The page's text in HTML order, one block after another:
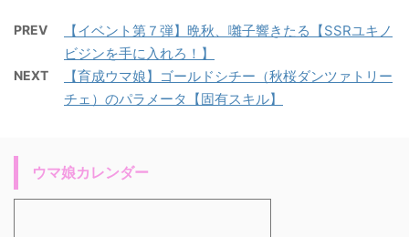
PREV
【イベント第７弾】晩秋、囃子響きたる【SSRユキノ
ビジンを手に入れろ！】
NEXT
【育成ウマ娘】ゴールドシチー（秋桜ダンツァトリー
チェ）のパラメータ【固有スキル】
ウマ娘カレンダー